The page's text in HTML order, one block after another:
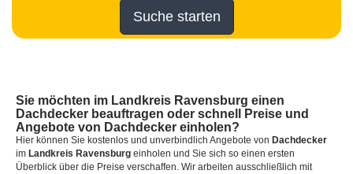
Suche starten
Sie möchten im Landkreis Ravensburg einen
Dachdecker beauftragen oder schnell Preise und
Angebote von Dachdecker einholen?
Hier können Sie kostenlos und unverbindlich Angebote von Dachdecker
im Landkreis Ravensburg einholen und Sie sich so einen ersten
Überblick über die Preise verschaffen. Wir arbeiten ausschließlich mit